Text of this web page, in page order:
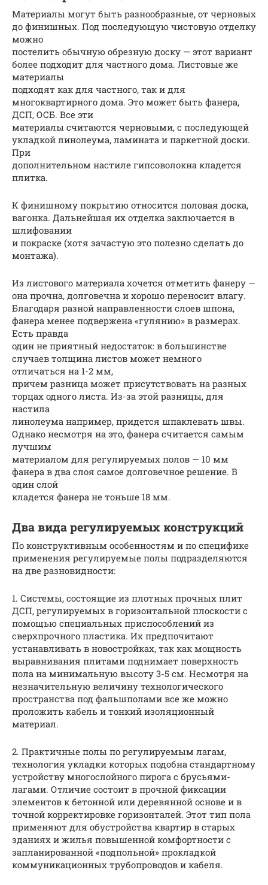
Материалы могут быть разнообразные, от черновых
до финишных. Под последующую чистовую отделку
можно
постелить обычную обрезную доску — этот вариант
более подходит для частного дома. Листовые же
материалы
подходят как для частного, так и для
многоквартирного дома. Это может быть фанера,
ДСП, ОСБ. Все эти
материалы считаются черновыми, с последующей
укладкой линолеума, ламината и паркетной доски.
При
дополнительном настиле гипсоволокна кладется
плитка.
К финишному покрытию относится половая доска,
вагонка. Дальнейшая их отделка заключается в
шлифовании
и покраске (хотя зачастую это полезно сделать до
монтажа).
Из листового материала хочется отметить фанеру —
она прочна, долговечна и хорошо переносит влагу.
Благодаря разной направленности слоев шпона,
фанера менее подвержена «гулянию» в размерах.
Есть правда
один не приятный недостаток: в большинстве
случаев толщина листов может немного
отличаться на 1-2 мм,
причем разница может присутствовать на разных
торцах одного листа. Из-за этой разницы, для
настила
линолеума например, придется шпаклевать швы.
Однако несмотря на это, фанера считается самым
лучшим
материалом для регулируемых полов — 10 мм
фанера в два слоя самое долговечное решение. В
один слой
кладется фанера не тоньше 18 мм.
Два вида регулируемых конструкций
По конструктивным особенностям и по специфике
применения регулируемые полы подразделяются
на две разновидности:
1. Системы, состоящие из плотных прочных плит
ДСП, регулируемых в горизонтальной плоскости с
помощью специальных приспособлений из
сверхпрочного пластика. Их предпочитают
устанавливать в новостройках, так как мощность
выравнивания плитами поднимает поверхность
пола на минимальную высоту 3-5 см. Несмотря на
незначительную величину технологического
пространства под фальшполами все же можно
проложить кабель и тонкий изоляционный
материал.
2. Практичные полы по регулируемым лагам,
технология укладки которых подобна стандартному
устройству многослойного пирога с брусьями-
лагами. Отличие состоит в прочной фиксации
элементов к бетонной или деревянной основе и в
точной корректировке горизонталей. Этот тип пола
применяют для обустройства квартир в старых
зданиях и жилья повышенной комфортности с
запланированной «подпольной» прокладкой
коммуникационных трубопроводов и кабеля.